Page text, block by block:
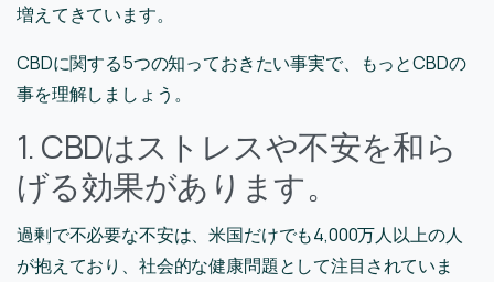
増えてきています。
CBDに関する5つの知っておきたい事実で、もっとCBDの
事を理解しましょう。
1. CBDはストレスや不安を和ら
げる効果があります。
過剰で不必要な不安は、米国だけでも4,000万人以上の人
が抱えており、社会的な健康問題として注目されていま